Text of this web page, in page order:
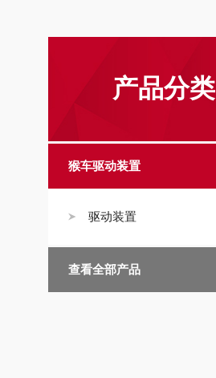
产品分类
猴车驱动装置
驱动装置
查看全部产品